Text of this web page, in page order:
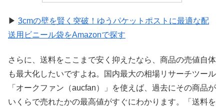
▶ 3cmの壁を賢く突破！ゆうパケットポストに最適な配
送用ビニール袋をAmazonで探す
さらに、送料をここまで安く抑えたなら、商品の売値自体
も最大化したいですよね。国内最大の相場リサーチツール
「オークファン（aucfan）」を使えば、過去にその商品が
いくらで売れたかの最高値がすぐにわかります。「送料を